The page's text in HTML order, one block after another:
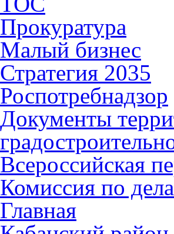
Прокуратура
Малый бизнес
Стратегия 2035
Роспотребнадзор
Документы
Всероссийская
Комиссия по
Главная